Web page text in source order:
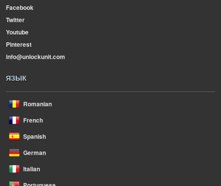
Facebook
Twitter
Youtube
Pinterest
info@unlockunit.com
ЯЗЫК
Romanian
French
Spanish
German
Italian